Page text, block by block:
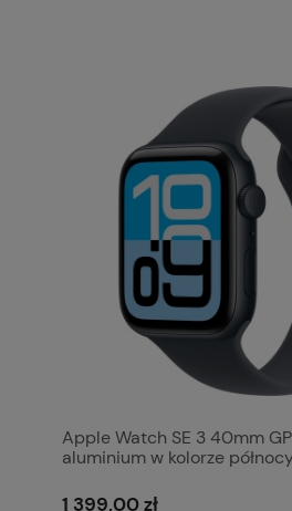
Apple Watch SE 3 40mm
aluminium w kolorze
1 399,00 zł